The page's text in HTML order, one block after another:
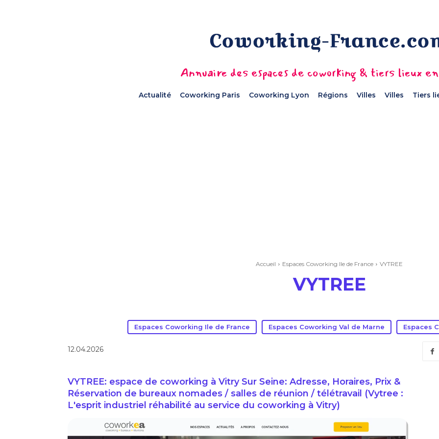
Annuaire des espaces de coworking & tiers lieux
Actualité Coworking Paris Coworking Lyon Régions Villes Villes Tiers
Accueil Espaces Coworking Ile de France VYTREE
VYTREE
Espaces Coworking Ile de France Espaces Coworking Val de Marne Espaces
12.04.2026
VYTREE: espace de coworking à Vitry Sur Seine: Adresse, Horaires, Prix &
Réservation de bureaux nomades / salles de réunion / télétravail (Vytree :
L'esprit industriel réhabilité au service du coworking à Vitry)